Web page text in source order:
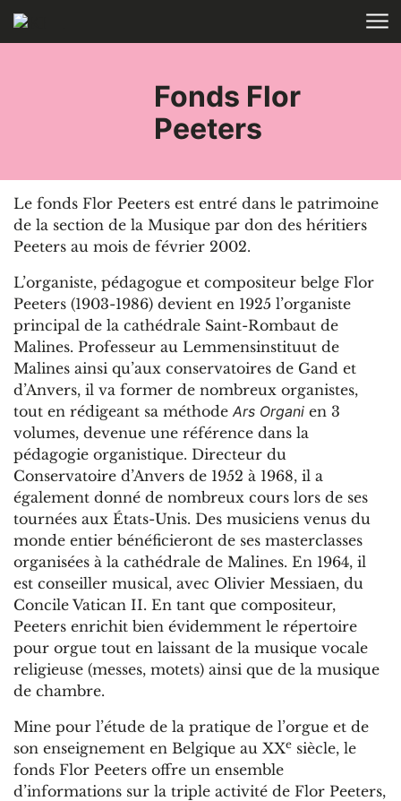
Aller au contenu
Fonds Flor
Peeters
Le fonds Flor Peeters est entré dans le patrimoine
de la section de la Musique par don des héritiers
Peeters au mois de février 2002.
L’organiste, pédagogue et compositeur belge Flor
Peeters (1903-1986) devient en 1925 l’organiste
principal de la cathédrale Saint-Rombaut de
Malines. Professeur au Lemmensinstituut de
Malines ainsi qu’aux conservatoires de Gand et
d’Anvers, il va former de nombreux organistes,
tout en rédigeant sa méthode Ars Organi en 3
volumes, devenue une référence dans la
pédagogie organistique. Directeur du
Conservatoire d’Anvers de 1952 à 1968, il a
également donné de nombreux cours lors de ses
tournées aux États-Unis. Des musiciens venus du
monde entier bénéficieront de ses masterclasses
organisées à la cathédrale de Malines. En 1964, il
est conseiller musical, avec Olivier Messiaen, du
Concile Vatican II. En tant que compositeur,
Peeters enrichit bien évidemment le répertoire
pour orgue tout en laissant de la musique vocale
religieuse (messes, motets) ainsi que de la musique
de chambre.
Mine pour l’étude de la pratique de l’orgue et de
son enseignement en Belgique au XXe siècle, le
fonds Flor Peeters offre un ensemble
d’informations sur la triple activité de Flor Peeters,